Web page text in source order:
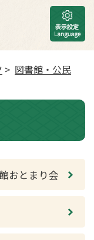
> 図書館・公民
おとまり会